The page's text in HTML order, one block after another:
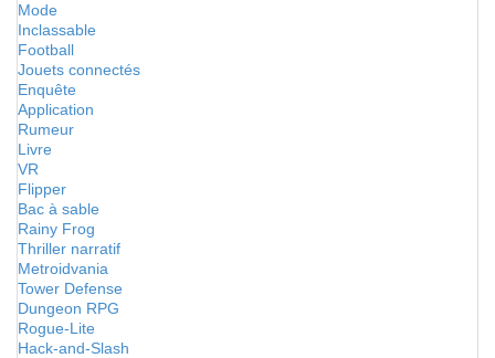
Mode
Inclassable
Football
Jouets connectés
Enquête
Application
Rumeur
Livre
VR
Flipper
Bac à sable
Rainy Frog
Thriller narratif
Metroidvania
Tower Defense
Dungeon RPG
Rogue-Lite
Hack-and-Slash